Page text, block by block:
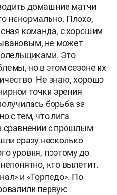
домашние матчи
ненормально. Плохо,
команда, с хорошим
не может
Это
но в этом сезоне их
Не знаю, хорошо
точки зрения
борьба за
с тем, что лига
сравнении с прошлым
сразу несколько
уровня, поэтому до
кто вылетит.
и «Торпедо». По
первую